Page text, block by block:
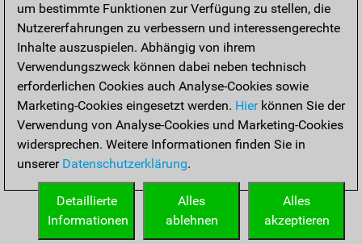
um bestimmte Funktionen zur Verfügung zu stellen, die
Nutzererfahrungen zu verbessern und interessengerechte
Inhalte auszuspielen. Abhängig von ihrem
Verwendungszweck können dabei neben technisch
erforderlichen Cookies auch Analyse-Cookies sowie
Marketing-Cookies eingesetzt werden. Hierkönnen Sie der
Verwendung von Analyse-Cookies und Marketing-Cookies
widersprechen. Weitere Informationen finden Sie in
unserer Datenschutzerklärung.
Alles
akzeptieren
Alles
ablehnen
Detaillierte
Informationen